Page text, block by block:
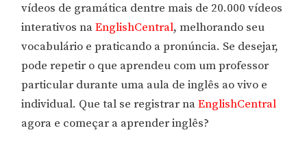
vídeos de gramática dentre mais de 20.000 vídeos
interativos naEnglishCentral, melhorando seu
vocabulário e praticando a pronúncia. Se desejar,
pode repetir o que aprendeu com um professor
particular durante uma aula de inglês ao vivo e
individual. Que tal se registrar naEnglishCentral
agora e começar a aprender inglês?